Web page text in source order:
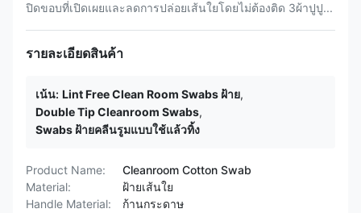
ปิดขอบที่เปิดเผยและลดการปล่อยเส้นใยโดยไม่ต้องติด 3ผ้าปูปู...
รายละเอียดสินค้า
เน้น: Lint Free Clean Room Swabs ฝ้าย,
Double Tip Cleanroom Swabs,
Swabs ฝ้ายคลีนรูมแบบใช้แล้วทิ้ง
Product Name:
Cleanroom Cotton Swab
Material:
ฝ้ายเส้นใย
Handle Material:
ก้านกระดาษ